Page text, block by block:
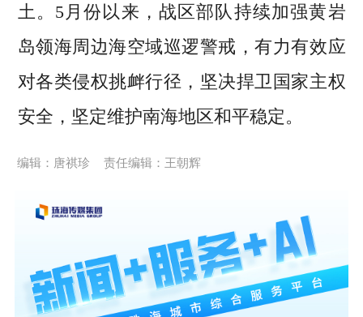
土。5月份以来，战区部队持续加强黄岩
岛领海周边海空域巡逻警戒，有力有效应
对各类侵权挑衅行径，坚决捍卫国家主权
安全，坚定维护南海地区和平稳定。
编辑：唐祺珍 责任编辑：王朝辉